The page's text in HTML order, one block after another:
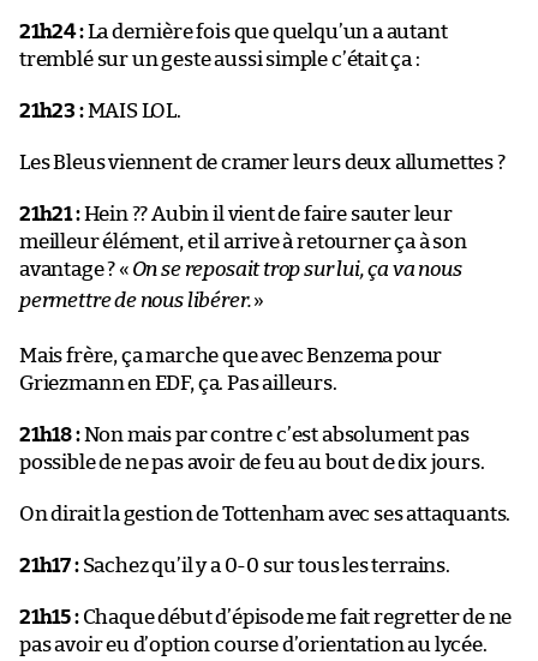
21h24 :La dernière fois que quelqu’un a autant
tremblé sur un geste aussi simple c’était ça :
21h23 :MAIS LOL.
Les Bleus viennent de cramer leurs deux allumettes ?
21h21 :Hein ?? Aubin il vient de faire sauter leur
meilleur élément, et il arrive à retourner ça à son
avantage ? « On se reposait trop sur lui, ça va nous
permettre de nous libérer.»
Mais frère, ça marche que avec Benzema pour
Griezmann en EDF, ça. Pas ailleurs.
21h18 :Non mais par contre c’est absolument pas
possible de ne pas avoir de feu au bout de dix jours.
On dirait la gestion de Tottenham avec ses attaquants.
21h17 :Sachez qu’il y a 0-0 sur tous les terrains.
21h15 :Chaque début d’épisode me fait regretter de ne
pas avoir eu d’option course d’orientation au lycée.